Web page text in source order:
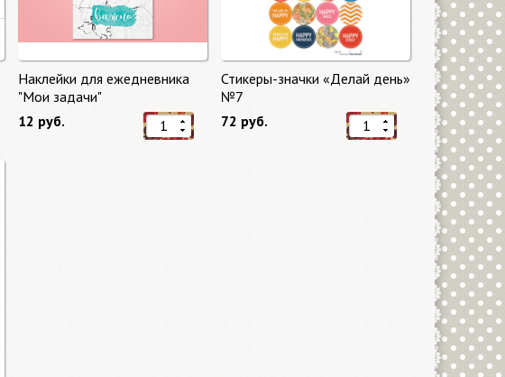
Наклейки для ежедневника
"Мои задачи"
12 руб.
Стикеры-значки «Делай день»
№7
72 руб.